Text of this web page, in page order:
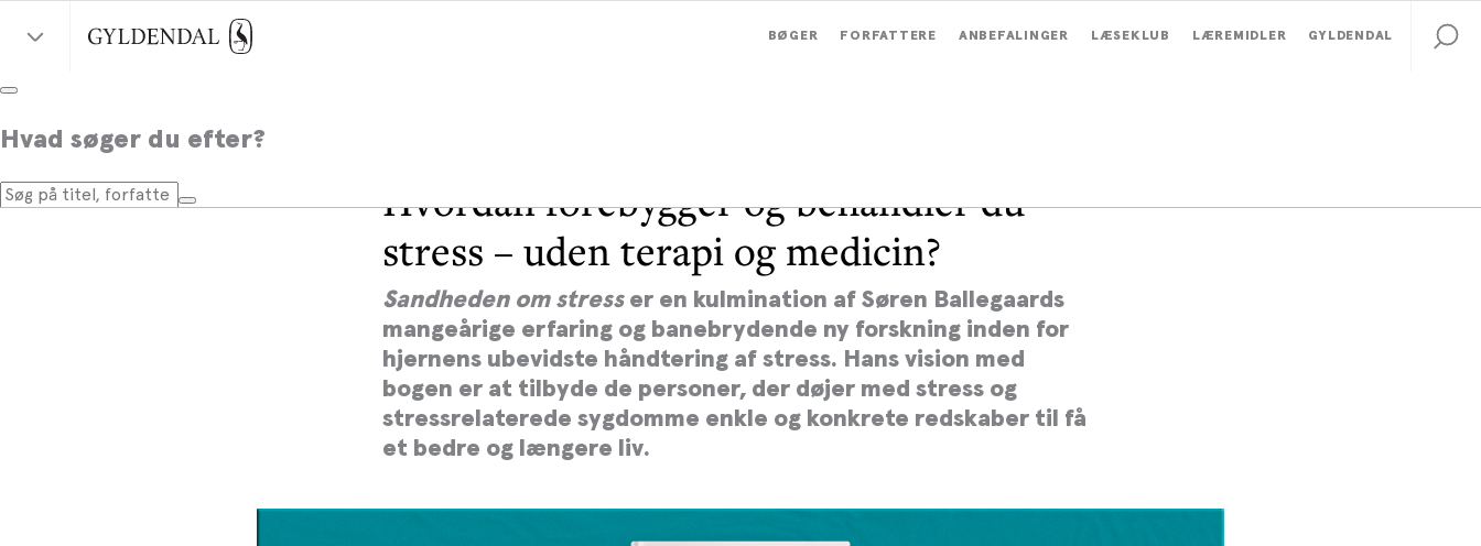
BØGER FORFATTERE ANBEFALINGER LÆSEKLUB LÆREMIDLER GYLDENDAL
Hvad søger du efter?
Hvordan forebygger og behandler du
stress – uden terapi og medicin?
Sandheden om stress er en kulmination af Søren Ballegaards
mangeårige erfaring og banebrydende ny forskning inden for
hjernens ubevidste håndtering af stress. Hans vision med
bogen er at tilbyde de personer, der døjer med stress og
stressrelaterede sygdomme enkle og konkrete redskaber til få
et bedre og længere liv.